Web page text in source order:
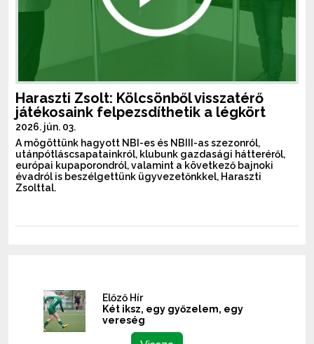
Haraszti Zsolt: Kölcsönből visszatérő
játékosaink felpezsdíthetik a légkört
2026. jún. 03.
A mögöttünk hagyott NBI-es és NBIII-as szezonról,
utánpótláscsapatainkról, klubunk gazdasági hátteréről,
európai kupaporondról, valamint a következő bajnoki
évadról is beszélgettünk ügyvezetőnkkel, Haraszti
Zsolttal.
Előző Hír
Két iksz, egy győzelem, egy
vereség